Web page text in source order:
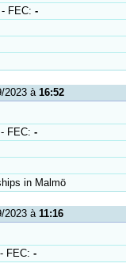
- FEC: -
2023 à 16:52
- FEC: -
in Malmö
2023 à 11:16
- FEC: -